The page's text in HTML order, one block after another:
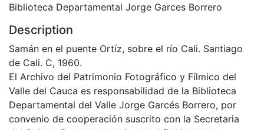
Biblioteca Departamental Jorge Garces Borrero
Description
Samán en el puente Ortíz, sobre el río Cali. Santiago
de Cali. C, 1960.
El Archivo del Patrimonio Fotográfico y Fílmico del
Valle del Cauca es responsabilidad de la Biblioteca
Departamental del Valle Jorge Garcés Borrero, por
convenio de cooperación suscrito con la Secretaria